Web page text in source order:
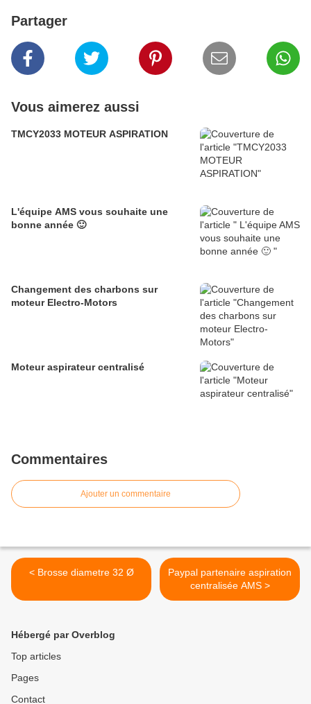
Partager
Vous aimerez aussi
TMCY2033 MOTEUR ASPIRATION
L'équipe AMS vous souhaite une
bonne année 🙂
Changement des charbons sur
moteur Electro-Motors
Moteur aspirateur centralisé
Commentaires
Ajouter un commentaire
< Brosse diametre 32 Ø
Paypal partenaire aspiration
centralisée AMS >
Hébergé par Overblog
Top articles
Pages
Contact